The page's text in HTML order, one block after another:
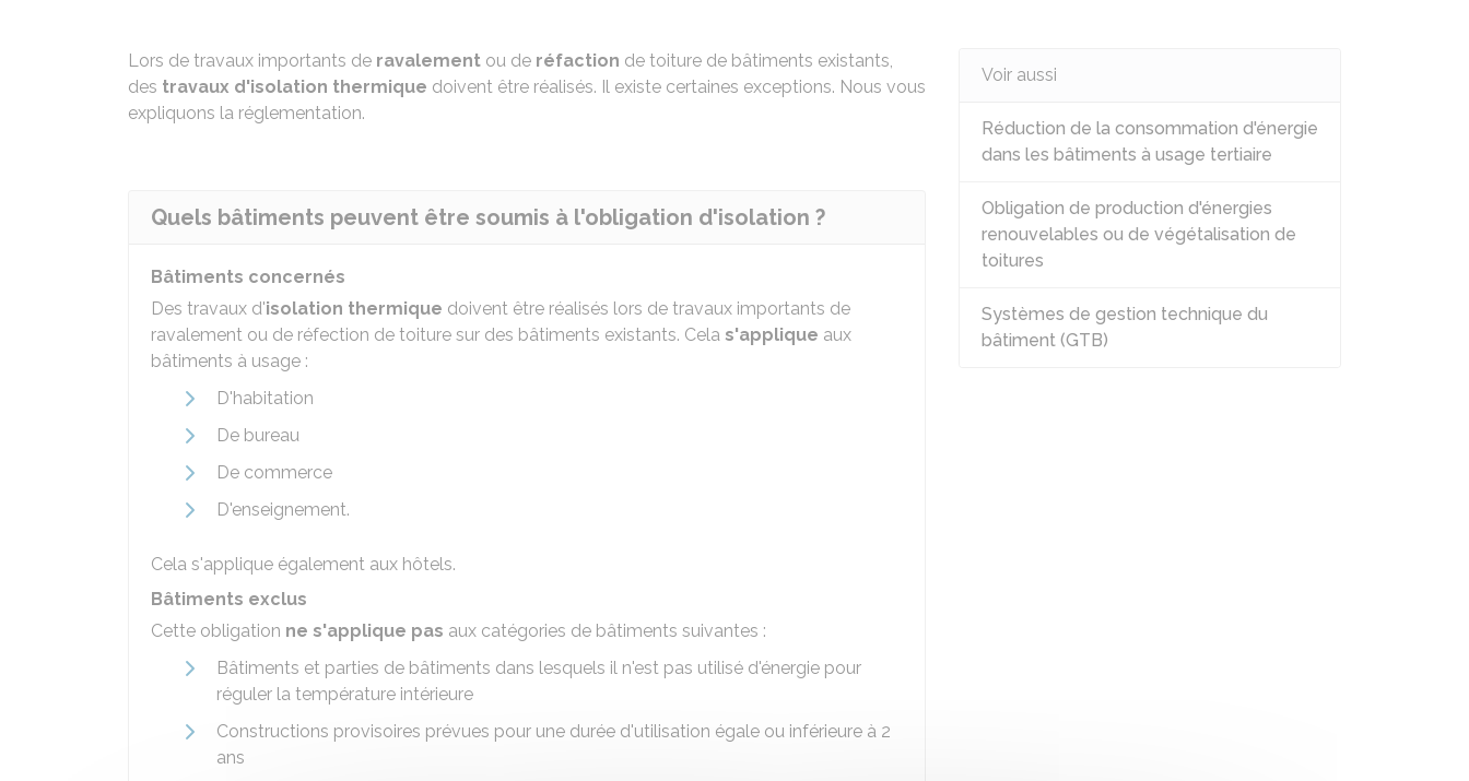
Lors de travaux importants de ravalement ou de réfaction de toiture de bâtiments existants,
des travaux d'isolation thermique doivent être réalisés. Il existe certaines exceptions. Nous vous
expliquons la réglementation.
Quels bâtiments peuvent être soumis à l'obligation d'isolation ?
Bâtiments concernés
Des travaux d'isolation thermique doivent être réalisés lors de travaux importants de
ravalement ou de réfection de toiture sur des bâtiments existants. Cela s'applique aux
bâtiments à usage :
D'habitation
De bureau
De commerce
D'enseignement.
Cela s'applique également aux hôtels.
Bâtiments exclus
Cette obligation ne s'applique pas aux catégories de bâtiments suivantes :
Bâtiments et parties de bâtiments dans lesquels il n'est pas utilisé d'énergie pour
réguler la température intérieure
Constructions provisoires prévues pour une durée d'utilisation égale ou inférieure à 2
ans
Voir aussi
Réduction de la consommation d'énergie
dans les bâtiments à usage tertiaire
Obligation de production d'énergies
renouvelables ou de végétalisation de
toitures
Systèmes de gestion technique du
bâtiment (GTB)